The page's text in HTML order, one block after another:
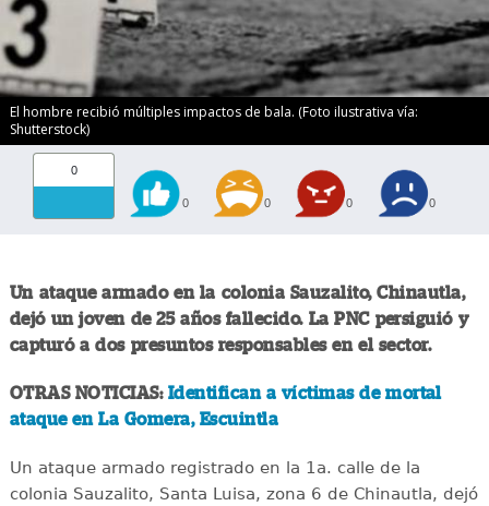
El hombre recibió múltiples impactos de bala. (Foto ilustrativa vía:
Shutterstock)
0
0 0 0 0
Un ataque armado en la colonia Sauzalito, Chinautla,
dejó un joven de 25 años fallecido. La PNC persiguió y
capturó a dos presuntos responsables en el sector.
OTRAS NOTICIAS:Identifican a víctimas de mortal
ataque en La Gomera, Escuintla
Un ataque armado registrado en la 1a. calle de la
colonia Sauzalito, Santa Luisa, zona 6 de Chinautla, dejó